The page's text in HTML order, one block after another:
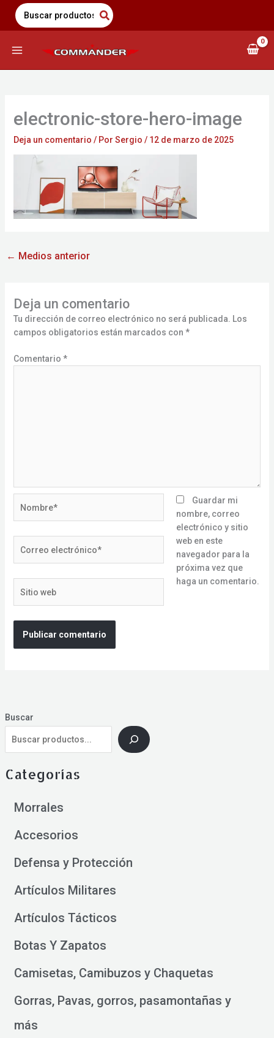
Saltar
contenido
Search
for:
Buscar
Categorías
Morrales
Accesorios
Defensa y Protección
Artículos Militares
Artículos Tácticos
Botas Y Zapatos
Camisetas, Camibuzos y Chaquetas
Gorras, Pavas, gorros, pasamontañas y
más
electronic-store-hero-image
Deja un comentario / Por Sergio / 12 de marzo de 2025
← Medios anterior
Deja un comentario
Tu dirección de correo electrónico no será publicada. Los
campos obligatorios están marcados con *
Comentario *
electrónico*
web
Guardar mi
nombre, correo
electrónico y sitio
web en este
navegador para la
próxima vez que
haga un comentario.